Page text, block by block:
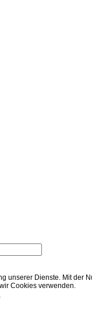
unserer Dienste. Mit der
Cookies verwenden.